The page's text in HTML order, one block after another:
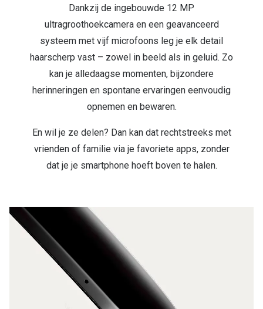
Dankzij de ingebouwde 12 MP
ultragroothoekcamera en een geavanceerd
systeem met vijf microfoons leg je elk detail
haarscherp vast – zowel in beeld als in geluid. Zo
kan je alledaagse momenten, bijzondere
herinneringen en spontane ervaringen eenvoudig
opnemen en bewaren.
En wil je ze delen? Dan kan dat rechtstreeks met
vrienden of familie via je favoriete apps, zonder
dat je je smartphone hoeft boven te halen.